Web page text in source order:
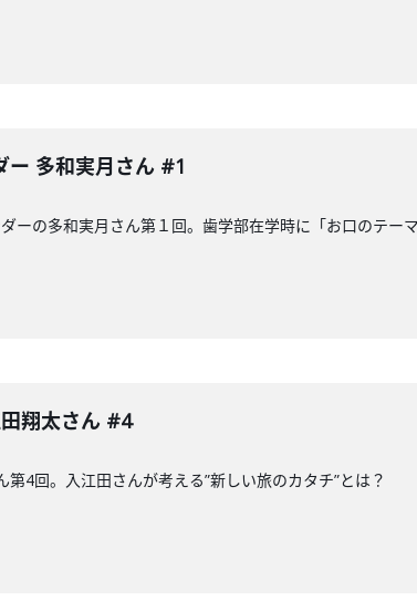
ー 多和実月さん #1
ーの多和実月さん第１回。歯学部在学時に「お口のテー
翔太さん #4
4回。入江田さんが考える”新しい旅のカタチ”とは？